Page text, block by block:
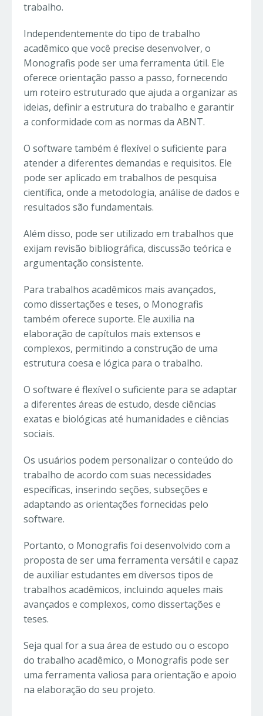
trabalho.
Independentemente do tipo de trabalho
acadêmico que você precise desenvolver, o
Monografis pode ser uma ferramenta útil. Ele
oferece orientação passo a passo, fornecendo
um roteiro estruturado que ajuda a organizar as
ideias, definir a estrutura do trabalho e garantir
a conformidade com as normas da ABNT.
O software também é flexível o suficiente para
atender a diferentes demandas e requisitos. Ele
pode ser aplicado em trabalhos de pesquisa
científica, onde a metodologia, análise de dados e
resultados são fundamentais.
Além disso, pode ser utilizado em trabalhos que
exijam revisão bibliográfica, discussão teórica e
argumentação consistente.
Para trabalhos acadêmicos mais avançados,
como dissertações e teses, o Monografis
também oferece suporte. Ele auxilia na
elaboração de capítulos mais extensos e
complexos, permitindo a construção de uma
estrutura coesa e lógica para o trabalho.
O software é flexível o suficiente para se adaptar
a diferentes áreas de estudo, desde ciências
exatas e biológicas até humanidades e ciências
sociais.
Os usuários podem personalizar o conteúdo do
trabalho de acordo com suas necessidades
específicas, inserindo seções, subseções e
adaptando as orientações fornecidas pelo
software.
Portanto, o Monografis foi desenvolvido com a
proposta de ser uma ferramenta versátil e capaz
de auxiliar estudantes em diversos tipos de
trabalhos acadêmicos, incluindo aqueles mais
avançados e complexos, como dissertações e
teses.
Seja qual for a sua área de estudo ou o escopo
do trabalho acadêmico, o Monografis pode ser
uma ferramenta valiosa para orientação e apoio
na elaboração do seu projeto.